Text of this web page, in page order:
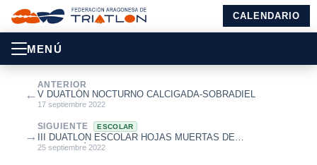
CALENDARIO
MENÚ
←
ANTERIOR
V DUATLÓN NOCTURNO CALCIGADA-SOBRADIEL
17 septiembre 2022
SIGUIENTE ESCOLAR
III DUATLON ESCOLAR HOJAS MUERTAS DE
MONTALBÁN
25 septiembre 2022
→